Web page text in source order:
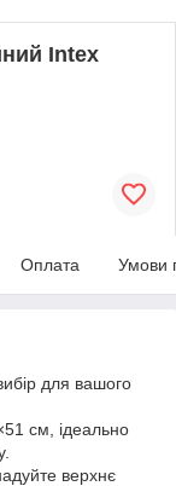
Intex
Оплата Умови
для вашого
см, ідеально
верхнє